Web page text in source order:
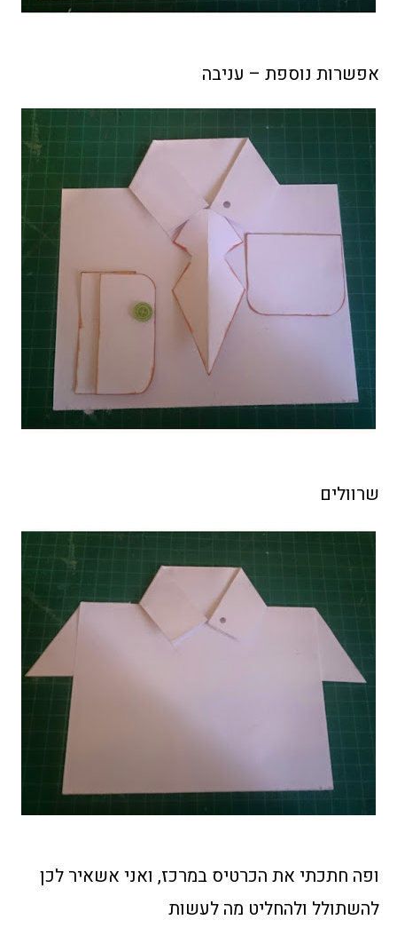
אפשרות נוספת – עניבה
שרוולים
ופה חתכתי את הכרטיס במרכז, ואני אשאיר לכן
להשתולל ולהחליט מה לעשות